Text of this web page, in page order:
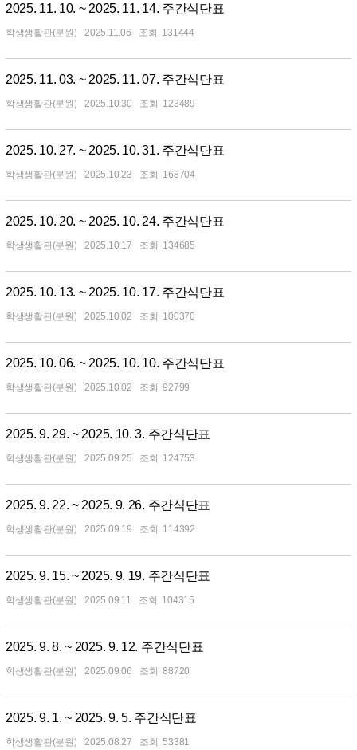
2025. 11. 10. ~ 2025. 11. 14. 주간식단표
학생생활관(분원) 2025.11.06 131444
2025. 11. 03. ~ 2025. 11. 07. 주간식단표
학생생활관(분원) 2025.10.30 123489
2025. 10. 27. ~ 2025. 10. 31. 주간식단표
학생생활관(분원) 2025.10.23 168704
2025. 10. 20. ~ 2025. 10. 24. 주간식단표
학생생활관(분원) 2025.10.17 134685
2025. 10. 13. ~ 2025. 10. 17. 주간식단표
학생생활관(분원) 2025.10.02 100370
2025. 10. 06. ~ 2025. 10. 10. 주간식단표
학생생활관(분원) 2025.10.02 92799
2025. 9. 29. ~ 2025. 10. 3. 주간식단표
학생생활관(분원) 2025.09.25 124753
2025. 9. 22. ~ 2025. 9. 26. 주간식단표
학생생활관(분원) 2025.09.19 114392
2025. 9. 15. ~ 2025. 9. 19. 주간식단표
학생생활관(분원) 2025.09.11 104315
2025. 9. 8. ~ 2025. 9. 12. 주간식단표
학생생활관(분원) 2025.09.06 88720
2025. 9. 1. ~ 2025. 9. 5. 주간식단표
학생생활관(분원) 2025.08.27 53381